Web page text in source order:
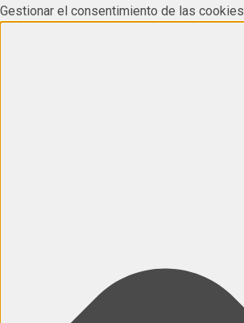
Gestionar el consentimiento de las cookies